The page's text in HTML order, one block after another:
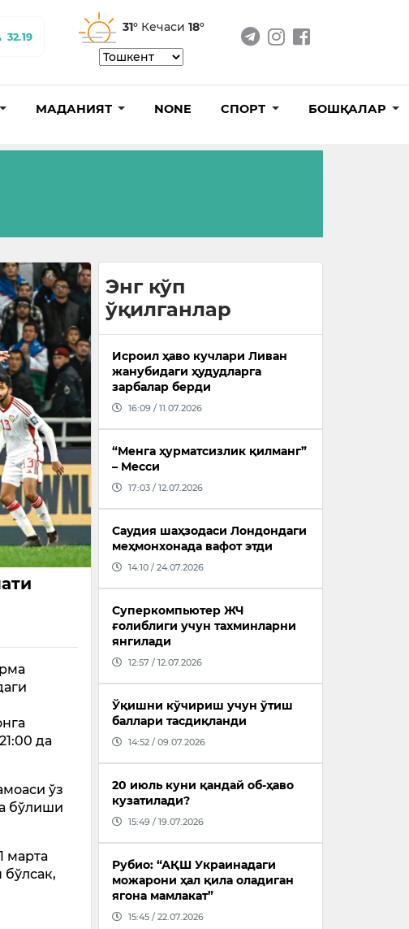
32.19
31° Кечаси 18°
МАДАНИЯТ NONE СПОРТ БОШҚАЛАР
да
ўз
бўлиши
марта
бўлсак,
Энг кўп
ўқилганлар
Исроил ҳаво кучлари Ливан
жанубидаги ҳудудларга
зарбалар берди
16:09 / 11.07.2026
“Менга ҳурматсизлик қилманг”
– Месси
17:03 / 12.07.2026
Саудия шаҳзодаси Лондондаги
меҳмонхонада вафот этди
14:10 / 24.07.2026
Суперкомпьютер ЖЧ
ғолиблиги учун тахминларни
янгилади
12:57 / 12.07.2026
Ўқишни кўчириш учун ўтиш
баллари тасдиқланди
14:52 / 09.07.2026
20 июль куни қандай об-ҳаво
кузатилади?
15:49 / 19.07.2026
Рубио: “АҚШ Украинадаги
можарони ҳал қила оладиган
ягона мамлакат”
15:45 / 22.07.2026